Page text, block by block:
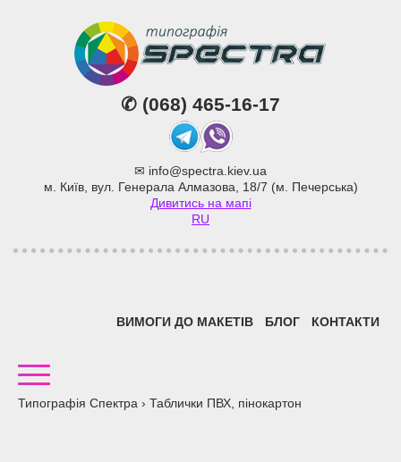
✆ (068) 465-16-17
Telegram
Viber
✉ info@spectra.kiev.ua
м. Київ, вул. Генерала Алмазова, 18/7 (м. Печерська)
Дивитись на мапі
RU
ВИМОГИ ДО МАКЕТІВ БЛОГ КОНТАКТИ
Типографія Спектра › Таблички ПВХ, пінокартон